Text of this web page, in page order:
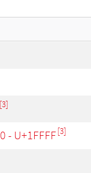
[3]
- U+1FFFF[3]